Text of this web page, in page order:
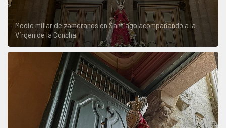
Medio millar de zamoranos en Santiago acompañando a la
Virgen de la Concha